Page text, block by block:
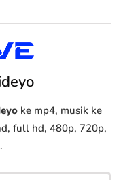
ke mp4, musik ke
full hd, 480p, 720p,